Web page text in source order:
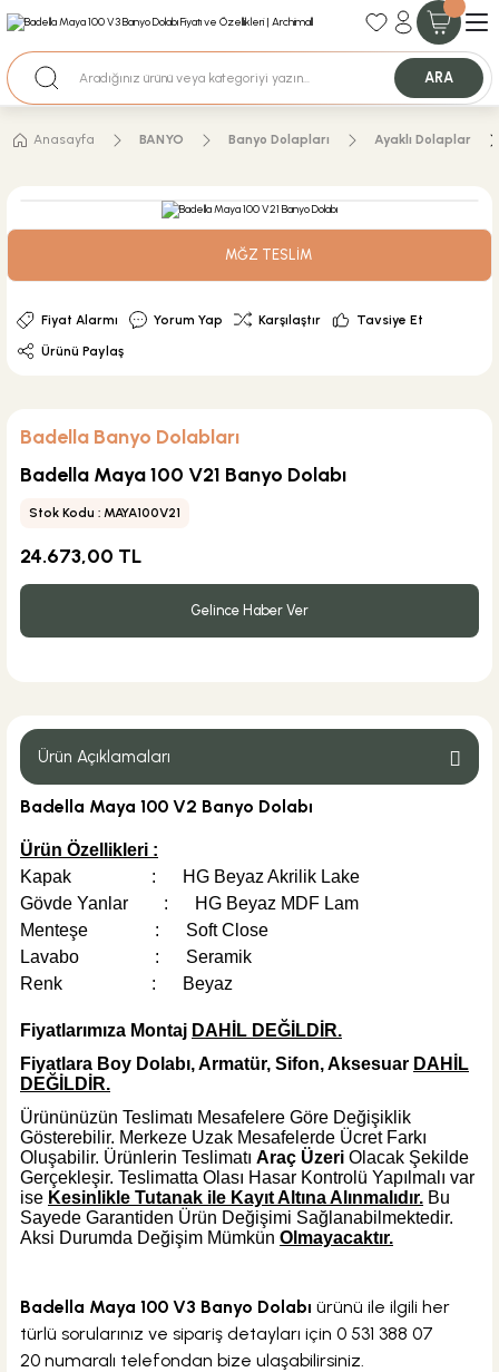
35+ Yıllık Tecrübe
Nakit Ödemeli Özel Fiyatlar için Bizden Teklif Alabilirsiniz.
ARA
Anasayfa BANYO Banyo Dolapları Ayaklı Dolaplar
MĞZ TESLİM
Fiyat Alarmı Yorum Yap Karşılaştır
Tavsiye Et
Ürünü Paylaş
Badella Banyo Dolabları
Badella Maya 100 V21 Banyo Dolabı
Stok Kodu : MAYA100V21
24.673,00 TL
Gelince Haber Ver
Ürün Açıklamaları
Badella Maya 100 V2 Banyo Dolabı
Ürün Özellikleri :
Kapak : HG Beyaz Akrilik Lake
Gövde Yanlar : HG Beyaz MDF Lam
Menteşe : Soft Close
Lavabo : Seramik
Renk : Beyaz
Fiyatlarımıza Montaj DAHİL DEĞİLDİR.
Fiyatlara Boy Dolabı, Armatür, Sifon, Aksesuar DAHİL
DEĞİLDİR.
Ürününüzün Teslimatı Mesafelere Göre Değişiklik
Gösterebilir. Merkeze Uzak Mesafelerde Ücret Farkı
Oluşabilir. Ürünlerin Teslimatı Araç Üzeri Olacak Şekilde
Gerçekleşir. Teslimatta Olası Hasar Kontrolü Yapılmalı var
ise Kesinlikle Tutanak ile Kayıt Altına Alınmalıdır. Bu
Sayede Garantiden Ürün Değişimi Sağlanabilmektedir.
Aksi Durumda Değişim Mümkün Olmayacaktır.
Badella Maya 100 V3 Banyo Dolabı ürünü ile ilgili her
türlü sorularınız ve sipariş detayları için 0 531 388 07
20 numaralı telefondan bize ulaşabilirsiniz.